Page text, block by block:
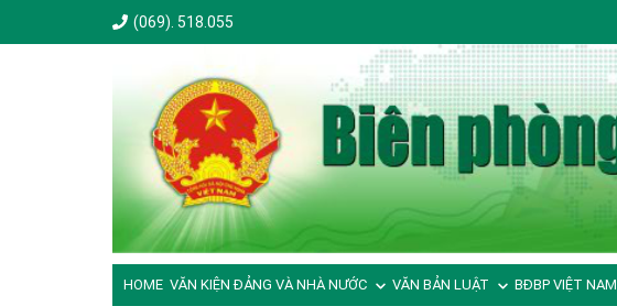
(069). 518.055
HOME VĂN KIỆN ĐẢNG VÀ NHÀ NƯỚC VĂN BẢN LUẬT BĐBP VIỆT NAM